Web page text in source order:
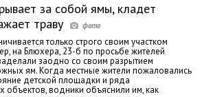
за собой ямы, кладет
траву
только строго своим участком
на Блюхера, 23-б по просьбе жителей
заодно со своим разрытием
ям. Когда местные жители пожаловались
детской площадки и ряда
объектов, водники объяснили им, как